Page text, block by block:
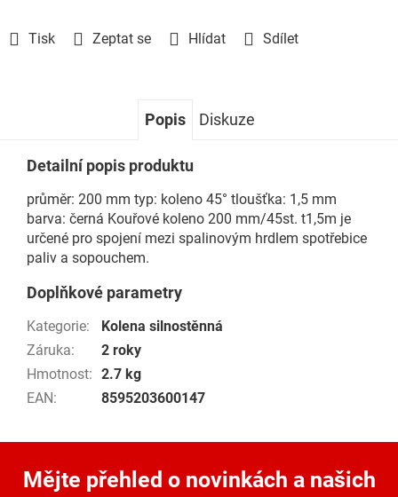
Tisk Zeptat se Hlídat Sdílet
Popis Diskuze
Detailní popis produktu
průměr: 200 mm typ: koleno 45° tloušťka: 1,5 mm
barva: černá Kouřové koleno 200 mm/45st. t1,5m je
určené pro spojení mezi spalinovým hrdlem spotřebice
paliv a sopouchem.
Doplňkové parametry
Kategorie:
Kolena silnostěnná
Záruka:
2 roky
Hmotnost: 2.7 kg
EAN: 8595203600147
Mějte přehled o novinkách a našich